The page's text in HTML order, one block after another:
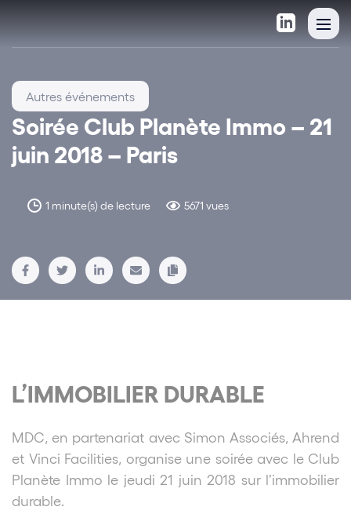
Soirée Club Planète Immo – 21
juin 2018 – Paris
1 minute(s) de lecture 5671 vues
Autres événements
L’IMMOBILIER DURABLE
MDC, en partenariat avec Simon Associés, Ahrend
et Vinci Facilities, organise une soirée avec le Club
Planète Immo le jeudi 21 juin 2018 sur l’immobilier
durable.